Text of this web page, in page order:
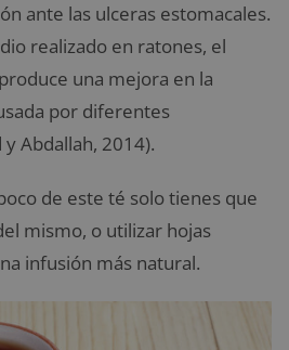
ante las ulceras estomacales.
realizado en ratones, el
una mejora en la
por diferentes
Abdallah, 2014).
de este té solo tienes que
mismo, o utilizar hojas
infusión más natural.